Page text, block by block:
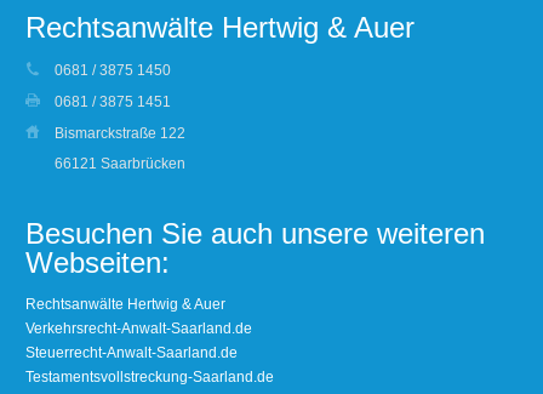
Rechtsanwälte Hertwig & Auer
0681 / 3875 1450
0681 / 3875 1451
Bismarckstraße 122
66121 Saarbrücken
Besuchen Sie auch unsere weiteren
Webseiten:
Rechtsanwälte Hertwig & Auer
Verkehrsrecht-Anwalt-Saarland.de
Steuerrecht-Anwalt-Saarland.de
Testamentsvollstreckung-Saarland.de